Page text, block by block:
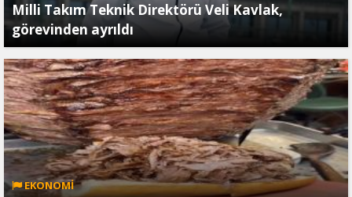
Milli Takım Teknik Direktörü Veli Kavlak,
görevinden ayrıldı
EKONOMİ